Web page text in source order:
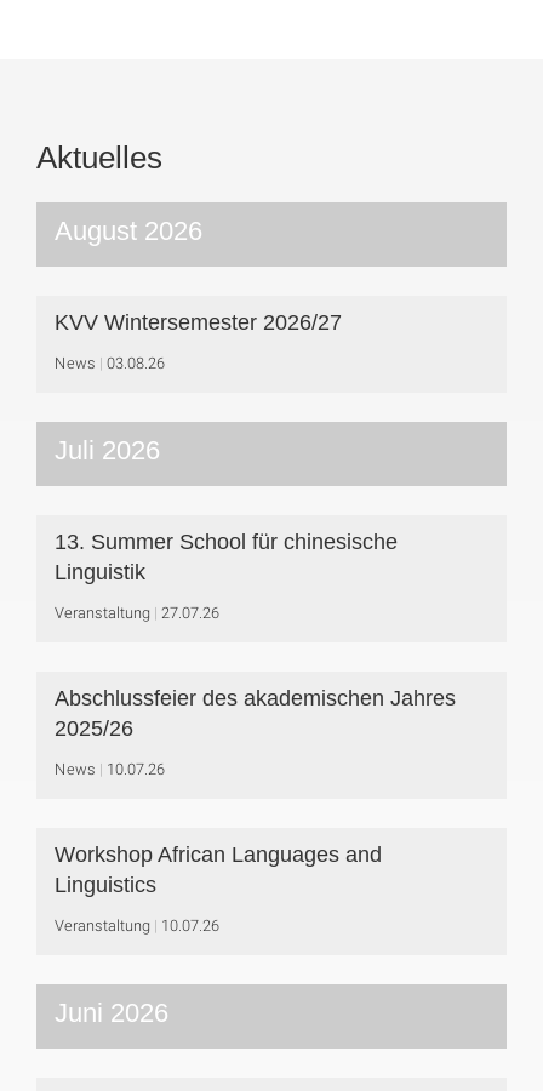
Aktuelles
August 2026
KVV Wintersemester 2026/27
News 03.08.26
Juli 2026
13. Summer School für chinesische
Linguistik
Veranstaltung 27.07.26
Abschlussfeier des akademischen Jahres
2025/26
News 10.07.26
Workshop African Languages and
Linguistics
Veranstaltung 10.07.26
Juni 2026